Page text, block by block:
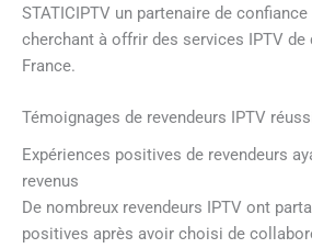
STATICIPTV un partenaire de
cherchant à offrir des services IPTV de
France.
Témoignages de revendeurs IPTV
Expériences positives de revendeurs
revenus
De nombreux revendeurs IPTV ont
positives après avoir choisi de